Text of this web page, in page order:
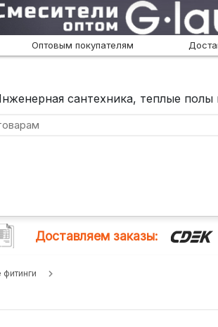
Оптовым покупателям
сантехника, теплые полы
Доставляем заказы: